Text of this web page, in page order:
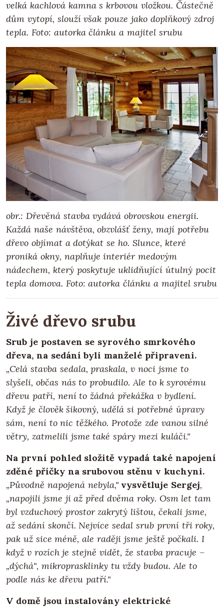
velká kachlová kamna s krbovou vložkou. Částečně
dům vytopí, slouží však pouze jako doplňkový zdroj
tepla. Foto: autorka článku a majitel srubu
obr.: Dřevěná stavba vydává obrovskou energii.
Každá naše návštěva, obzvlášť ženy, mají potřebu
dřevo objímat a dotýkat se ho. Slunce, které
proniká okny, naplňuje interiér medovým
nádechem, který poskytuje uklidňující útulný pocit
tepla domova. Foto: autorka článku a majitel srubu
Živé dřevo srubu
Srub je postaven se syrového smrkového
dřeva, na sedání byli manželé připraveni.
„Celá stavba sedala, praskala, v noci jsme to
slyšeli, občas nás to probudilo. Ale to k syrovému
dřevu patří, není to žádná překážka v bydlení.
Když je člověk šikovný, udělá si potřebné úpravy
sám, není to nic těžkého. Protože zde vanou silné
větry, zatmelili jsme také spáry mezi kuláči."
Na první pohled složitě vypadá také napojení
zděné příčky na srubovou stěnu v kuchyni.
„Původně napojená nebyla," vysvětluje Sergej,
„napojili jsme ji až před dvěma roky. Osm let tam
byl vzduchový prostor zakrytý lištou, čekali jsme,
až sedání skončí. Nejvíce sedal srub první tři roky,
pak už sice méně, ale raději jsme ještě počkali. I
když v rozích je stejně vidět, že stavba pracuje –
„dýchá", mikroprasklinky tu vždy budou. Ale to
podle nás ke dřevu patří."
V domě jsou instalovány elektrické